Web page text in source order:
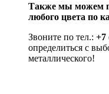
Также мы можем
любого цвета по
Звоните по тел.: +7
определиться с
металлического!